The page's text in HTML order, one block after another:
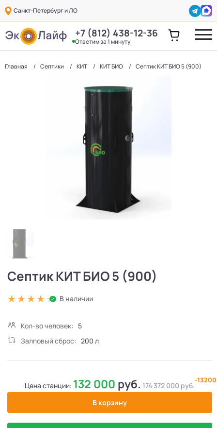
Санкт-Петербург и ЛО
+7 (812) 438-12-36
Ответим за 1 минуту
Главная Септики КИТ КИТ БИО Септик КИТ БИО 5 (900)
Септик КИТ БИО 5 (900)
В наличии
Кол-во человек:
5
Залповый сброс: 200 л
Цена станции: 132 000 руб. 174 372 000руб.
-
В корзину